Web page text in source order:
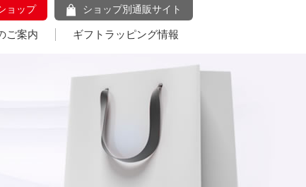
ョップ ショップ別通販サイト
ご案内 ギフトラッピング情報